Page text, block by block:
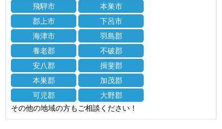
飛騨市
本巣市
郡上市
下呂市
海津市
羽島郡
養老郡
不破郡
安八郡
揖斐郡
本巣郡
加茂郡
可児郡
大野郡
その他の地域の方もご相談ください！